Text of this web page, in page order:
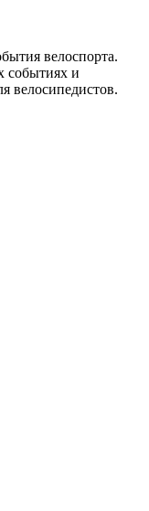
велоспорта.
событиях и
велосипедистов.